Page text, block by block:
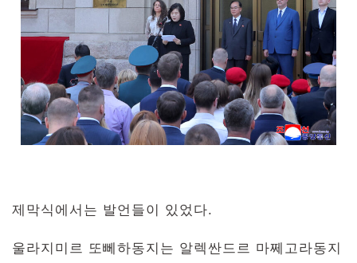
제막식에서는 발언들이 있었다.
울라지미르 또뻬하동지는 알렉싼드르 마쩨고라동지